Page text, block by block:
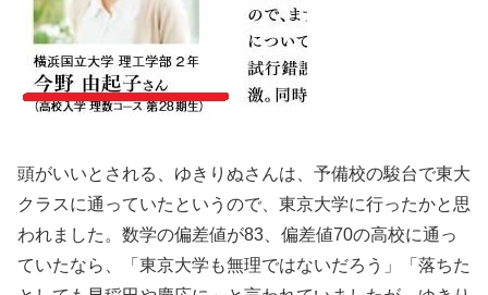
頭がいいとされる、ゆきりぬさんは、予備校の駿台で東大
クラスに通っていたというので、東京大学に行ったかと思
われました。数学の偏差値が83、偏差値70の高校に通っ
ていたなら、「東京大学も無理ではないだろう」「落ちた